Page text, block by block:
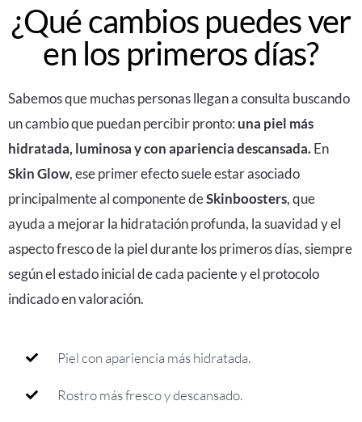
¿Qué cambios puedes ver
en los primeros días?
Sabemos que muchas personas llegan a consulta buscando
un cambio que puedan percibir pronto: una piel más
hidratada, luminosa y con apariencia descansada.En
Skin Glow, ese primer efecto suele estar asociado
principalmente al componente deSkinboosters, que
ayuda a mejorar la hidratación profunda, la suavidad y el
aspecto fresco de la piel durante los primeros días, siempre
según el estado inicial de cada paciente y el protocolo
indicado en valoración.
Piel con apariencia más hidratada.
Rostro más fresco y descansado.